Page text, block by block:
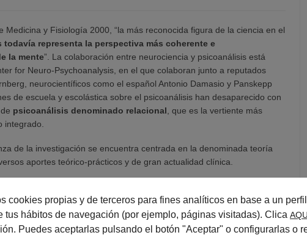
Medicina y Fisiología 2000, “la más reconocida figura de la ciencia en el
representa la perspectiva más coherente e
la mente”. La colaboración entre neurociencia y psicoanálisis está
for Neuro-Psychoanalysis, en el que colaboran junto a reputados
neurocientíficos como el español Antonio Damasio y Panskepp
de escuela y escolástica sobre el psicoanálisis han desaparecido con
psicoanálisis denominado relacional , que es la vertiente más
integrado.
de la investigación se encuentra centrada en la denominada teoría
aportes teórico-prácticos y de gran actualidad clínica.
y evocan recuerdos ligados a experiencias emocionales.
cookies propias y de terceros para fines analíticos en base a un
tus hábitos de navegación (por ejemplo, páginas visitadas). Clica
Puedes aceptarlas pulsando el botón "Aceptar" o configurarlas o